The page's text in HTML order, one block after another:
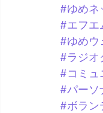
#ゆめネ
#エフエ
#ゆめウ
#ラジオ
#コミュ
#パーソ
#ボラン